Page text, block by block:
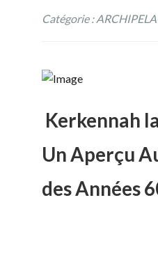
Catégorie :
Kerkennah
Un Aperçu
des Années